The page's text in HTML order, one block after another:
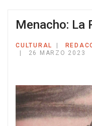
Menacho: La
CULTURAL
26 MARZO 2023